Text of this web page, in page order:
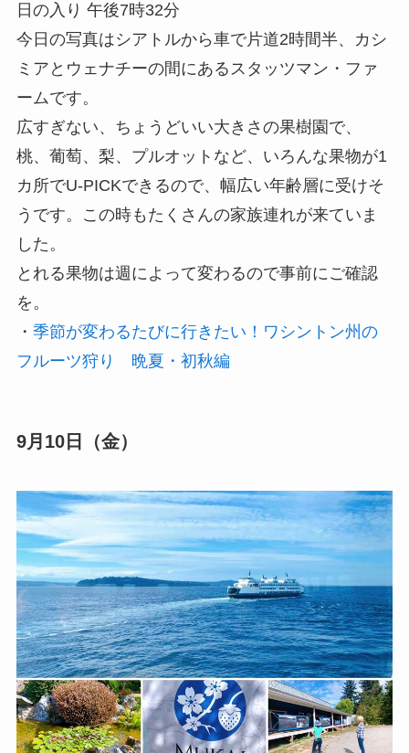
日の入り 午後7時32分
今日の写真はシアトルから車で片道2時間半、カシ
ミアとウェナチーの間にあるスタッツマン・ファ
ームです。
広すぎない、ちょうどいい大きさの果樹園で、
桃、葡萄、梨、プルオットなど、いろんな果物が1
カ所でU-PICKできるので、幅広い年齢層に受けそ
うです。この時もたくさんの家族連れが来ていま
した。
とれる果物は週によって変わるので事前にご確認
を。
・ 季節が変わるたびに行きたい！ワシントン州の
フルーツ狩り 晩夏・初秋編
9月10日（金）